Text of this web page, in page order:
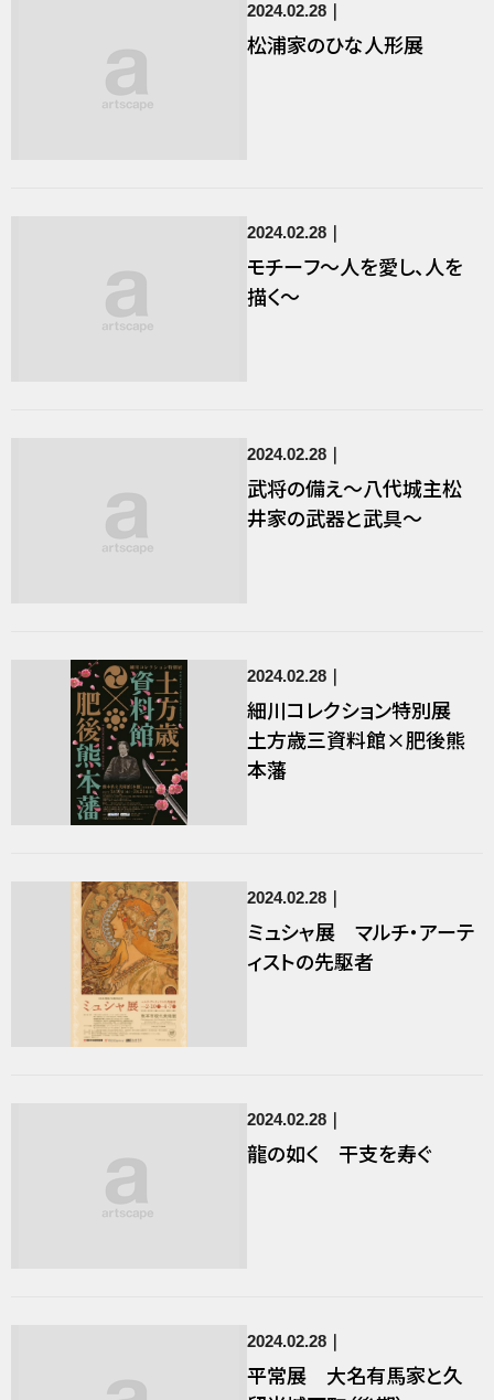
2024.02.28
松浦家のひな人形展
2024.02.28
モチーフ～人を愛し、人を
描く～
2024.02.28
武将の備え～八代城主松
井家の武器と武具～
2024.02.28
細川コレクション特別展
土方歳三資料館×肥後熊
本藩
2024.02.28
ミュシャ展 マルチ・アーテ
ィストの先駆者
2024.02.28
龍の如く 干支を寿ぐ
2024.02.28
平常展 大名有馬家と久